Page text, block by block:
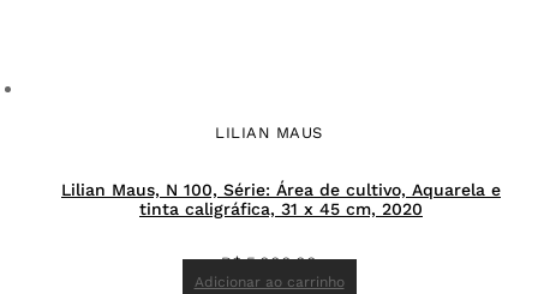
LILIAN MAUS
Lilian Maus, N 100, Série: Área de cultivo, Aquarela e
tinta caligráfica, 31 x 45 cm, 2020
R$5.000,00
Adicionar ao carrinho